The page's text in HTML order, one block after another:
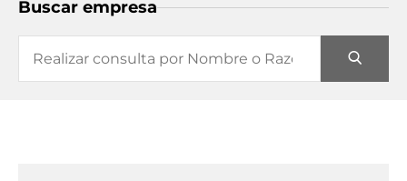
Buscar empresa